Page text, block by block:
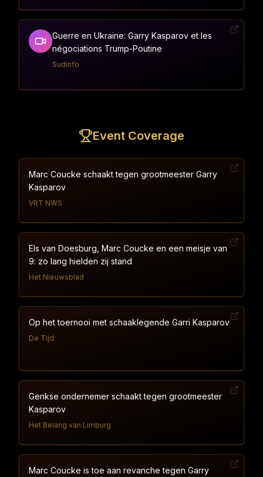
Guerre en Ukraine: Garry Kasparov et les
négociations Trump-Poutine
Sudinfo
Event Coverage
Marc Coucke schaakt tegen grootmeester Garry
Kasparov
VRT NWS
Els van Doesburg, Marc Coucke en een meisje van
9: zo lang hielden zij stand
Het Nieuwsblad
Op het toernooi met schaaklegende Garri Kasparov
De Tijd
Genkse ondernemer schaakt tegen grootmeester
Kasparov
Het Belang van Limburg
Marc Coucke is toe aan revanche tegen Garry